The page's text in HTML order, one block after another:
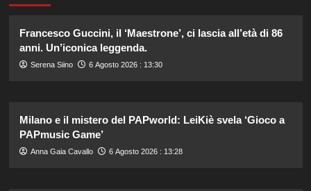
Francesco Guccini, il ‘Maestrone’, ci lascia all’età di 86
anni. Un’iconica leggenda.
Serena Siino 6 Agosto 2026 : 13:30
Milano e il mistero del PAPworld: LeiKiè svela ‘Gioco a
PAPmusic Game’
Anna Gaia Cavallo 6 Agosto 2026 : 13:28